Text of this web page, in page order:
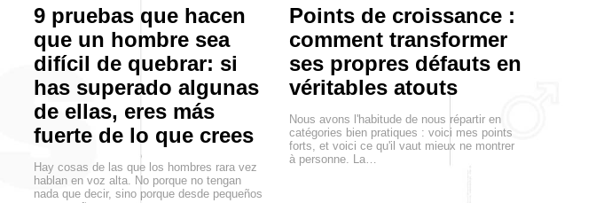
9 pruebas que hacen
que un hombre sea
difícil de quebrar: si
has superado algunas
de ellas, eres más
fuerte de lo que crees
Hay cosas de las que los hombres rara vez
hablan en voz alta. No porque no tengan
nada que decir, sino porque desde pequeños
Points de croissance :
comment transformer
ses propres défauts en
véritables atouts
Nous avons l'habitude de nous répartir en
catégories bien pratiques : voici mes points
forts, et voici ce qu'il vaut mieux ne montrer
à personne. La…